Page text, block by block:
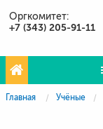
Оргкомитет:
+7 (343) 205-91-11
Олимпиады
Главная Учёные